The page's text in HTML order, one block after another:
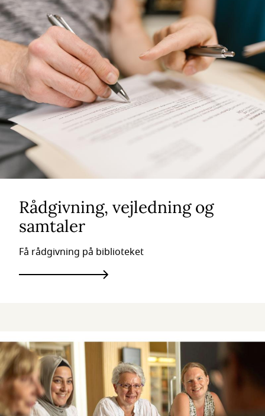
Rådgivning, vejledning og
samtaler
Få rådgivning på biblioteket